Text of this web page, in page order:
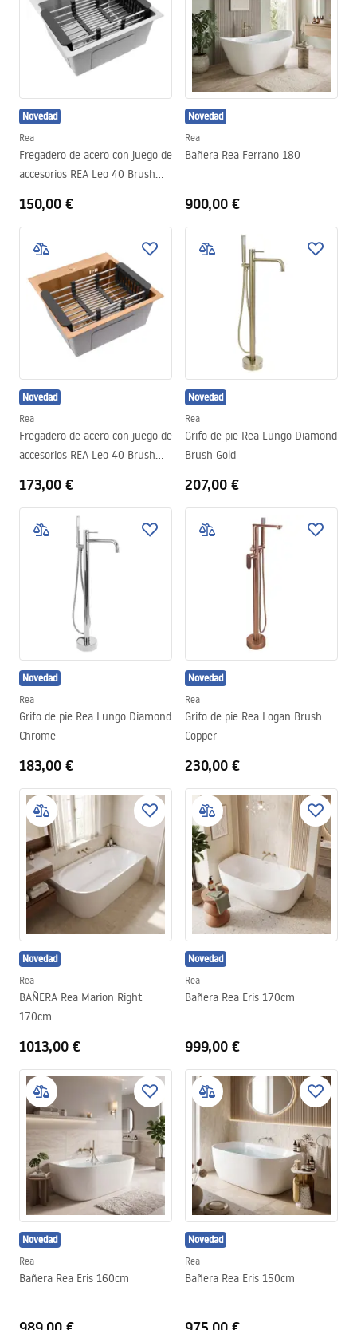
Novedad
Rea
Fregadero de acero con juego de
accesorios REA Leo 40 Brush
150,00 €
Novedad
Rea
Bañera Rea Ferrano 180
900,00 €
Novedad
Rea
Fregadero de acero con juego de
accesorios REA Leo 40 Brush
173,00 €
Novedad
Rea
Grifo de pie Rea Lungo Diamond
Brush Gold
207,00 €
Novedad
Rea
Grifo de pie Rea Lungo Diamond
Chrome
183,00 €
Novedad
Rea
Grifo de pie Rea Logan Brush
Copper
230,00 €
Novedad
Rea
BAÑERA Rea Marion Right
170cm
1013,00 €
Novedad
Rea
Bañera Rea Eris 170cm
999,00 €
Novedad
Rea
Bañera Rea Eris 160cm
Novedad
Rea
Bañera Rea Eris 150cm